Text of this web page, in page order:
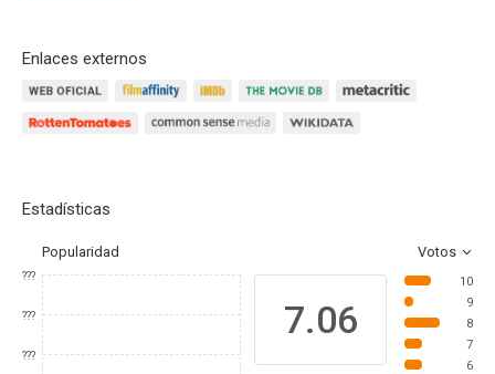
Enlaces externos
Estadísticas
Popularidad Votos
???
???
???
7.06
10
9
8
7
6